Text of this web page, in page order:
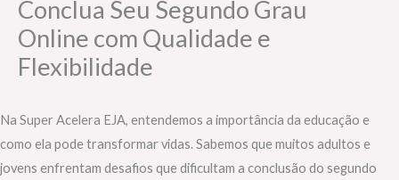
Conclua Seu Segundo Grau
Online com Qualidade e
Flexibilidade
Na Super Acelera EJA, entendemos a importância da educação e
como ela pode transformar vidas. Sabemos que muitos adultos e
jovens enfrentam desafios que dificultam a conclusão do segundo